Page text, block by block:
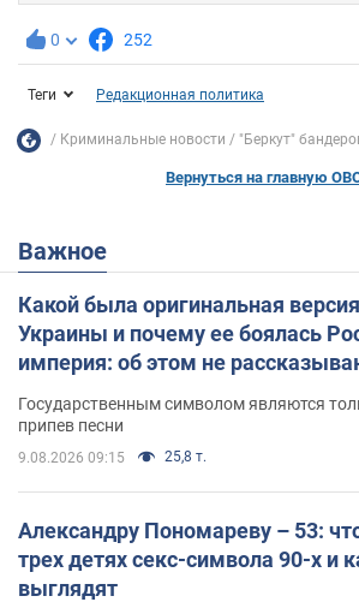
0 252
Теги Редакционная политика
Криминальные новости "Беркут"
Вернуться на главную
Важное
Какой была оригинальная
Украины и почему ее боялась
империя: об этом не
Государственным символом являются
припев песни
9.08.2026 09:15 25,8 т.
Александру Пономареву – 53:
трех детях секс-символа 90-х и
выглядят